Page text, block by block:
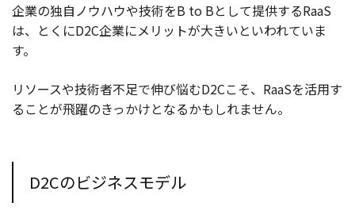
企業の独自ノウハウや技術をB to Bとして提供するRaaS
は、とくにD2C企業にメリットが大きいといわれていま
す。
リソースや技術者不足で伸び悩むD2Cこそ、RaaSを活用す
ることが飛躍のきっかけとなるかもしれません。
D2Cのビジネスモデル